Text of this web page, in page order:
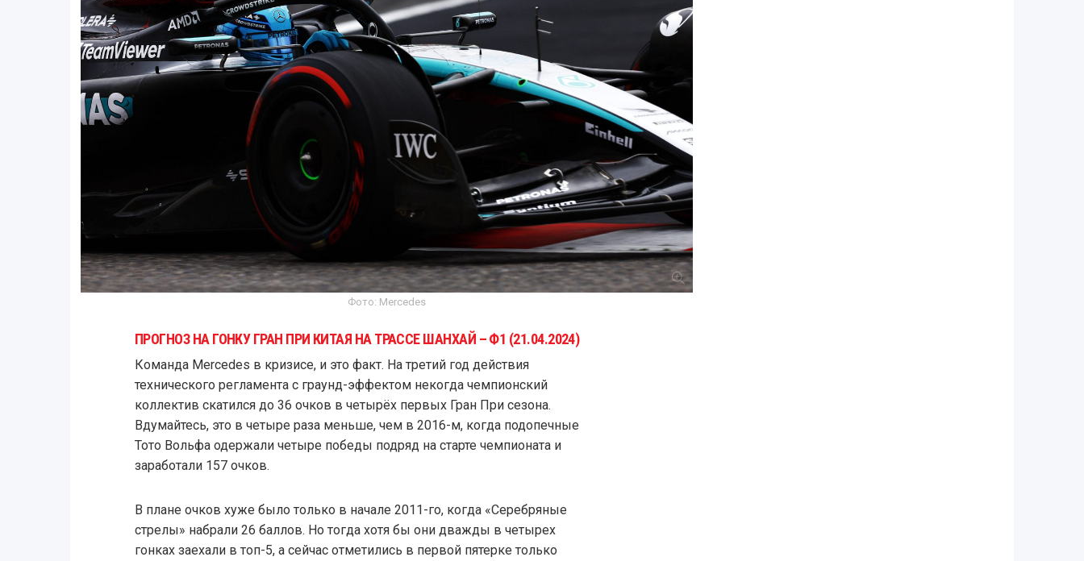
Фото: Mercedes
ПРОГНОЗ НА ГОНКУ ГРАН ПРИ КИТАЯ НА ТРАССЕ ШАНХАЙ – Ф1 (21.04.2024)
Команда Mercedes в кризисе, и это факт. На третий год действия
технического регламента с граунд-эффектом некогда чемпионский
коллектив скатился до 36 очков в четырёх первых Гран При сезона.
Вдумайтесь, это в четыре раза меньше, чем в 2016-м, когда подопечные
Тото Вольфа одержали четыре победы подряд на старте чемпионата и
заработали 157 очков.
В плане очков хуже было только в начале 2011-го, когда «Серебряные
стрелы» набрали 26 баллов. Но тогда хотя бы они дважды в четырех
гонках заехали в топ-5, а сейчас отметились в первой пятерке только